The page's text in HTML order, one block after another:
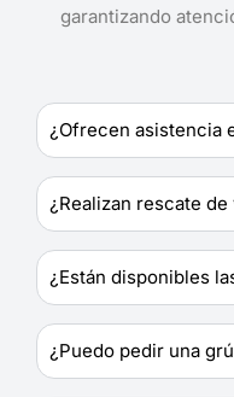
garantizando
¿Ofrecen asistencia
¿Realizan rescate
¿Están disponibles
¿Puedo pedir una